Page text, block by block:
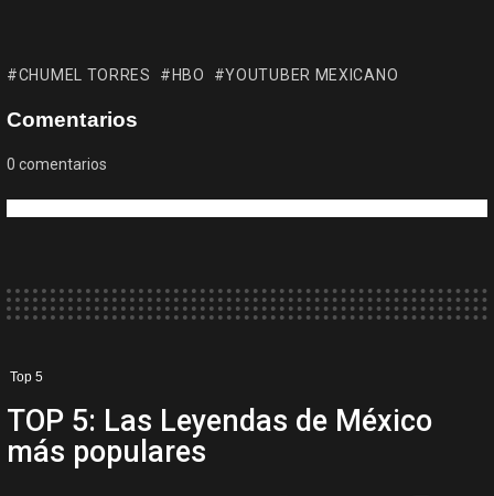
CHUMEL TORRES HBO YOUTUBER MEXICANO
Comentarios
0 comentarios
Top 5
TOP 5: Las Leyendas de México
más populares